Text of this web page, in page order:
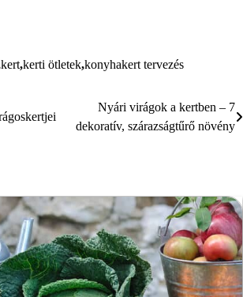
kert,kerti ötletek,konyhakert tervezés
Nyári virágok a kertben – 7
dekoratív, szárazságtűrő növény